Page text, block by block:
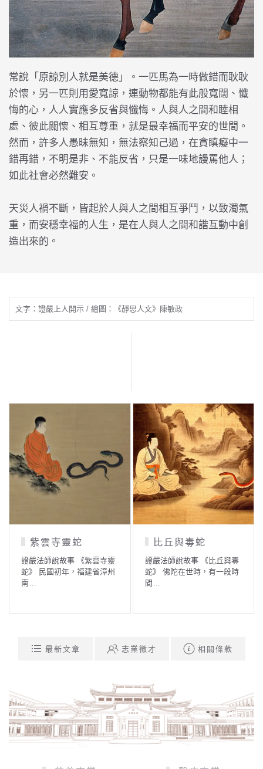
常說「原諒別人就是美德」。一匹馬為一時做錯而耿耿
於懷，另一匹則用愛寬諒，連動物都能有此般寬闊、懺
悔的心，人人實應多反省與懺悔。人與人之間和睦相
處、彼此關懷、相互尊重，就是最幸福而平安的世間。
然而，許多人愚昧無知，無法察知己過，在貪瞋癡中一
錯再錯，不明是非、不能反省，只是一味地謾罵他人；
如此社會必然難安。
天災人禍不斷，皆起於人與人之間相互爭鬥，以致濁氣
重，而安穩幸福的人生，是在人與人之間和諧互動中創
造出來的。
文字：證嚴上人開示 / 繪圖：《靜思人文》陳敏政
紫雲寺靈蛇
證嚴法師說故事 《紫雲寺靈
蛇》 民國初年，福建省漳州
南…
比丘與毒蛇
證嚴法師說故事 《比丘與毒
蛇》 佛陀在世時，有一段時
間…
最新文章 志業徵才 相關條款